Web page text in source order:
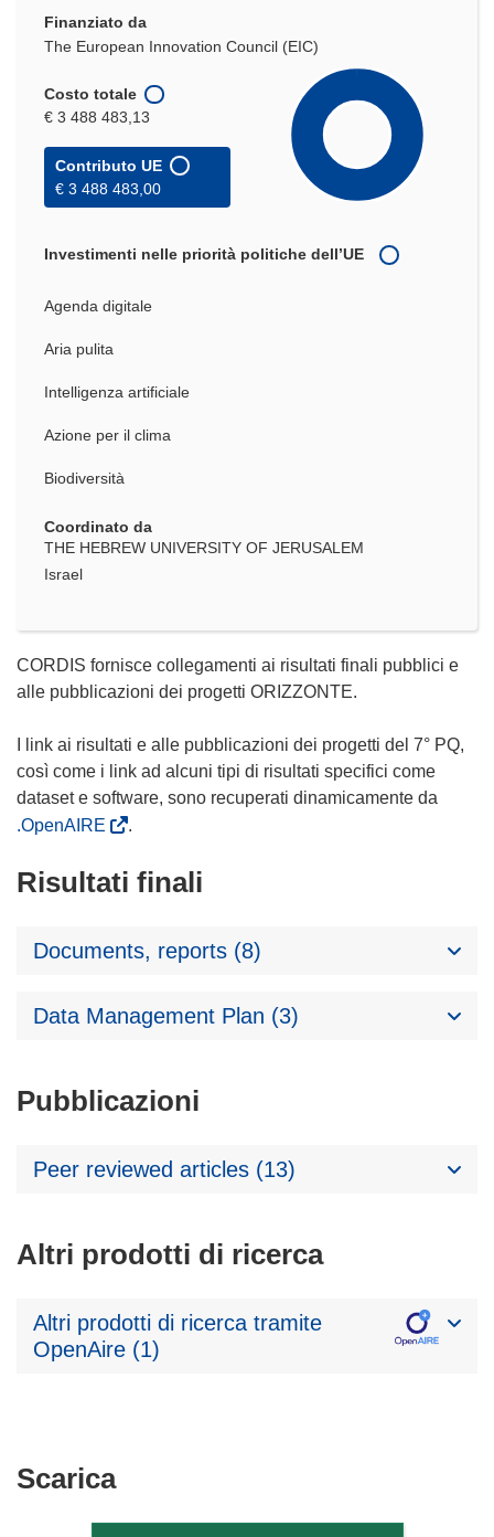
Finanziato da
The European Innovation Council (EIC)
Costo totale
€ 3 488 483,13
Contributo UE
€ 3 488 483,00
Investimenti nelle priorità politiche dell’UE
Agenda digitale
Aria pulita
Intelligenza artificiale
Azione per il clima
Biodiversità
Coordinato da
THE HEBREW UNIVERSITY OF JERUSALEM
Israel
CORDIS fornisce collegamenti ai risultati finali pubblici e
alle pubblicazioni dei progetti ORIZZONTE.
I link ai risultati e alle pubblicazioni dei progetti del 7° PQ,
così come i link ad alcuni tipi di risultati specifici come
dataset e software, sono recuperati dinamicamente da
.OpenAIRE
.
Risultati finali
Documents, reports (8)
Data Management Plan (3)
Pubblicazioni
Peer reviewed articles (13)
Altri prodotti di ricerca
Altri prodotti di ricerca tramite
OpenAire (1)
ScaricaScarica